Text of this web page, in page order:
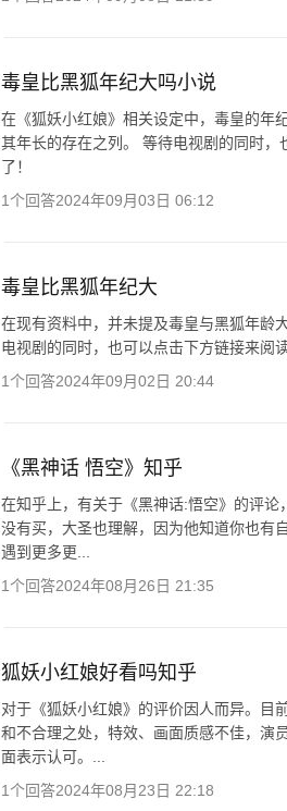
毒皇比黑狐年纪大吗小说
在《狐妖小红娘》相关设定中，毒皇的年
其年长的存在之列。 等待电视剧的同时
了！
1个回答2024年09月03日 06:12
毒皇比黑狐年纪大
在现有资料中，并未提及毒皇与黑狐年龄
电视剧的同时，也可以点击下方链接来阅
1个回答2024年09月02日 20:44
《黑神话 悟空》知乎
在知乎上，有关于《黑神话:悟空》的评
没有买，大圣也理解，因为他知道你也有
遇到更多更...
1个回答2024年08月26日 21:35
狐妖小红娘好看吗知乎
对于《狐妖小红娘》的评价因人而异。目
和不合理之处，特效、画面质感不佳，演
面表示认可。...
1个回答2024年08月23日 22:18